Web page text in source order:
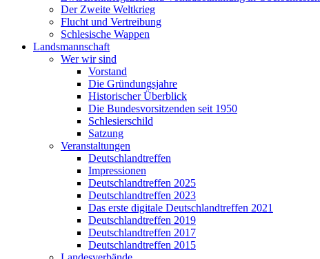
Der Zweite Weltkrieg
Flucht und Vertreibung
Schlesische Wappen
Landsmannschaft
Wer wir sind
Vorstand
Die Gründungsjahre
Historischer Überblick
Die Bundesvorsitzenden seit 1950
Schlesierschild
Satzung
Veranstaltungen
Deutschlandtreffen
Impressionen
Deutschlandtreffen 2025
Deutschlandtreffen 2023
Das erste digitale Deutschlandtreffen 2021
Deutschlandtreffen 2019
Deutschlandtreffen 2017
Deutschlandtreffen 2015